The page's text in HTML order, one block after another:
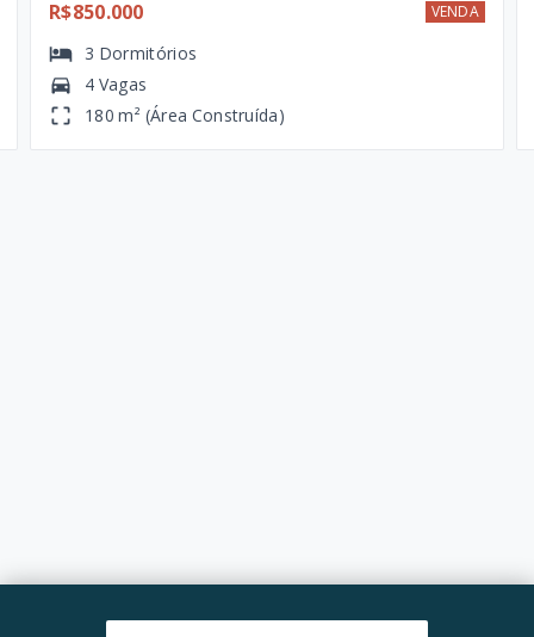
R$850.000 VENDA
3 Dormitórios
4 Vagas
180 m² (Área Construída)